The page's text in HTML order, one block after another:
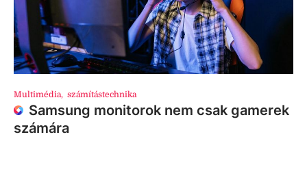
Multimédia, számítástechnika
Samsung monitorok nem csak gamerek
számára